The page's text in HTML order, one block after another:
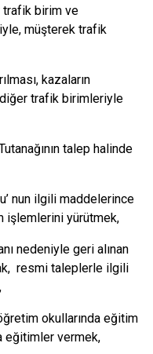
trafik birim ve
müşterek trafik
kazaların
diğer trafik birimleriyle
talep halinde
nun ilgili maddelerince
işlemlerini yürütmek,
nedeniyle geri alınan
resmi taleplerle ilgili
okullarında eğitim
eğitimler vermek,